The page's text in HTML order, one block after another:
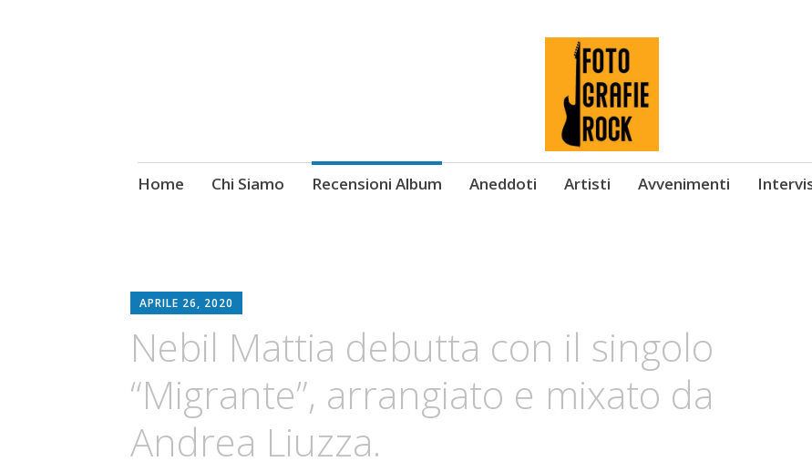
Skip
Home Chi Siamo Recensioni Album Aneddoti Artisti Avvenimenti
APRILE 26, 2020
Nebil Mattia debutta con il singolo
“Migrante”, arrangiato e mixato da
Andrea Liuzza.